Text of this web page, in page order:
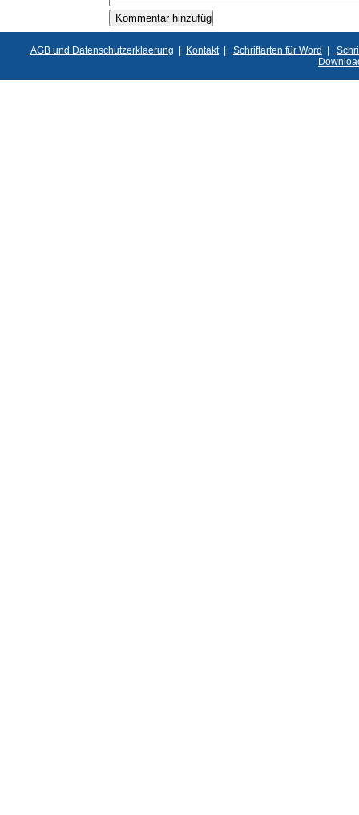
AGB und Datenschutzerklaerung | Kontakt| Schriftarten für Word |